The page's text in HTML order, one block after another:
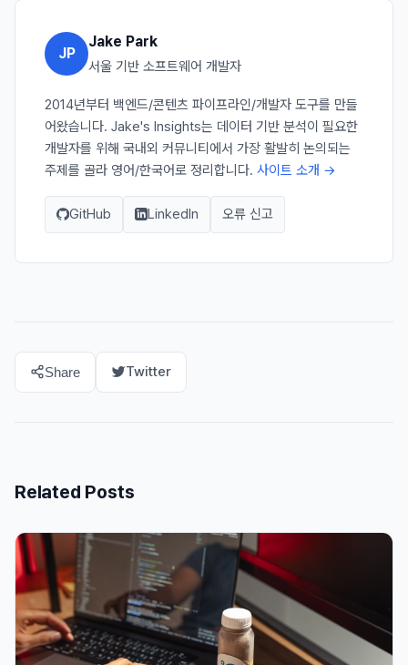
JP
Jake Park
서울 기반 소프트웨어 개발자
2014년부터 백엔드/콘텐츠 파이프라인/개발자 도구를 만들
어왔습니다. Jake's Insights는 데이터 기반 분석이 필요한
개발자를 위해 국내외 커뮤니티에서 가장 활발히 논의되는
주제를 골라 영어/한국어로 정리합니다. 사이트 소개 →
GitHub LinkedIn 오류 신고
Share Twitter
Related Posts